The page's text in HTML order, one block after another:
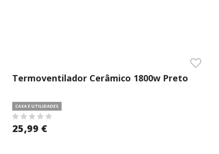
Termoventilador Cerâmico 1800w Preto
CASA E UTILIDADES
25,99 €